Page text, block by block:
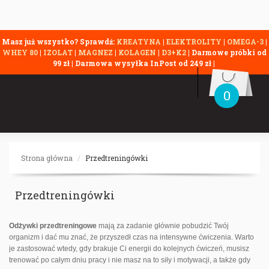
Masz już wszystko? Sprawdź: KREATYNA | ELEKTROLITY | OMEGA-3|
WHEY 80| IZOLAT| MAGNEZ | KOLAGEN | D3+K2| Darmowe próbki od
99 zł | Darmowa wysyłka InPost od 249 zł |
0
Strona główna Przedtreningówki
Przedtreningówki
Odżywki przedtreningowe mają za zadanie głównie pobudzić Twój
organizm i dać mu znać, że przyszedł czas na intensywne ćwiczenia. Warto
je zastosować wtedy, gdy brakuje Ci energii do kolejnych ćwiczeń, musisz
trenować po całym dniu pracy i nie masz na to siły i motywacji, a także gdy